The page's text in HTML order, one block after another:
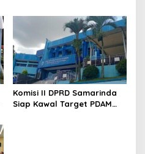
Komisi II DPRD Samarinda
Siap Kawal Target PDAM